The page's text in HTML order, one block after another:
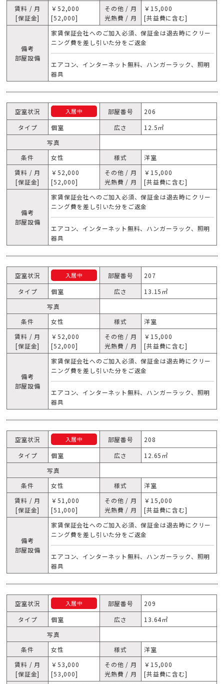
賃料 / 月
[保証金]
￥52,000
[52,000]
その他 / 月
光熱費 / 月
￥15,000
[共益費に含む]
備考
部屋設備
家賃保証会社へのご加入必須、保証金は退去時にクリー
ニング費を差し引いた分をご返金
エアコン、インターネット無料、ハンガーラック、照明
器具
空室状況 入居中 部屋番号
206
タイプ
個室 広さ
12.5㎡
写真
条件
女性 様式
洋室
賃料 / 月
[保証金]
￥52,000
[52,000]
その他 / 月
光熱費 / 月
￥15,000
[共益費に含む]
備考
部屋設備
家賃保証会社へのご加入必須、保証金は退去時にクリー
ニング費を差し引いた分をご返金
エアコン、インターネット無料、ハンガーラック、照明
器具
空室状況 入居中 部屋番号
207
タイプ
個室 広さ
13.15㎡
写真
条件
女性 様式
洋室
賃料 / 月
[保証金]
￥52,000
[52,000]
その他 / 月
光熱費 / 月
￥15,000
[共益費に含む]
備考
部屋設備
家賃保証会社へのご加入必須、保証金は退去時にクリー
ニング費を差し引いた分をご返金
エアコン、インターネット無料、ハンガーラック、照明
器具
空室状況 入居中 部屋番号
208
タイプ
個室 広さ
12.65㎡
写真
条件
女性 様式
洋室
賃料 / 月
[保証金]
￥51,000
[51,000]
その他 / 月
光熱費 / 月
￥15,000
[共益費に含む]
備考
部屋設備
家賃保証会社へのご加入必須、保証金は退去時にクリー
ニング費を差し引いた分をご返金
エアコン、インターネット無料、ハンガーラック、照明
器具
空室状況 入居中 部屋番号
209
タイプ
個室 広さ
13.64㎡
写真
条件
女性 様式
洋室
賃料 / 月
[保証金]
￥53,000
[53,000]
その他 / 月
光熱費 / 月
￥15,000
[共益費に含む]